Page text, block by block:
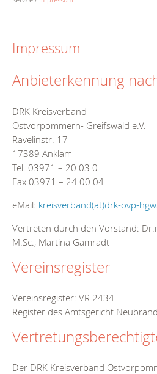
Impressum
Anbieterkennung
DRK Kreisverband
Ostvorpommern- Greifswald e.V.
Ravelinstr. 17
17389 Anklam
Tel. 03971 – 20 03 0
Fax 03971 – 24 00 04
eMail: kreisverband(at)drk-ovp-
Vertreten durch den Vorstand:
M.Sc., Martina Gamradt
Vereinsregister
Vereinsregister: VR 2434
Register des Amtsgericht
Der DRK Kreisverband